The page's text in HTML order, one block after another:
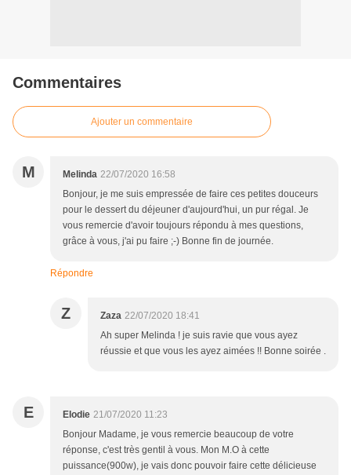
Commentaires
Ajouter un commentaire
M Melinda 22/07/2020 16:58
Bonjour, je me suis empressée de faire ces petites douceurs
pour le dessert du déjeuner d'aujourd'hui, un pur régal. Je
vous remercie d'avoir toujours répondu à mes questions,
grâce à vous, j'ai pu faire ;-) Bonne fin de journée.
Répondre
Z Zaza 22/07/2020 18:41
Ah super Melinda ! je suis ravie que vous ayez
réussie et que vous les ayez aimées !! Bonne soirée .
E Elodie 21/07/2020 11:23
Bonjour Madame, je vous remercie beaucoup de votre
réponse, c'est très gentil à vous. Mon M.O à cette
puissance(900w), je vais donc pouvoir faire cette délicieuse